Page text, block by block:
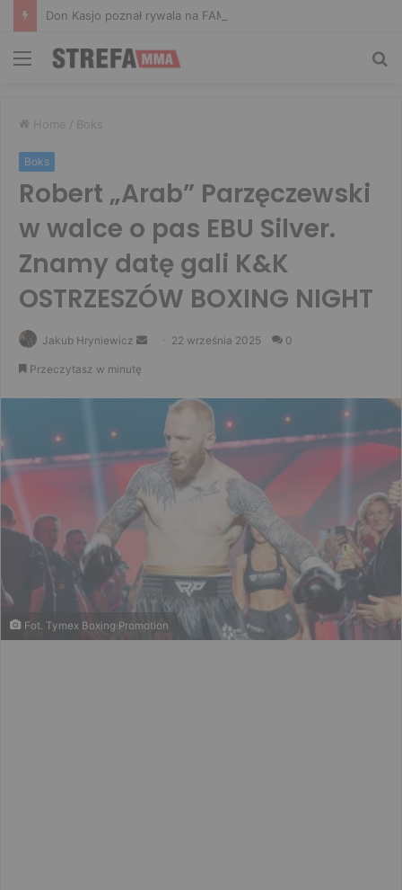
Menu
Home / Boks
Boks
Robert „Arab” Parzęczewski
w walce o pas EBU Silver.
Znamy datę gali K&K
OSTRZESZÓW BOXING NIGHT
Jakub Hryniewicz
Send 22 września 2025 0
Przeczytasz w minutę
Fot. Tymex Boxing Promotion